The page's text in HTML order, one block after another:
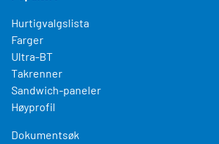
Hurtigvalgslista
Farger
Ultra-BT
Takrenner
Sandwich-paneler
Høyprofil
Dokumentsøk